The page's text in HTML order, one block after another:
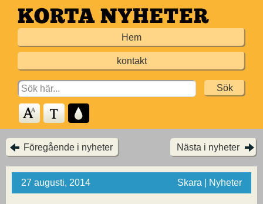
Hoppa
till
Hem
kontakt
Search
for:
Föregående i nyheter Nästa i nyheter
27 augusti, 2014 Skara | Nyheter